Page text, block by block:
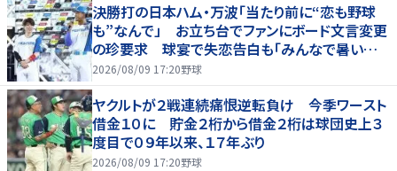
決勝打の日本ハム・万波「当たり前に“恋も野球
も”なんで」 お立ち台でファンにボード文言変更
の珍要求 球宴で失恋告白も「みんなで暑い夏
にしましょう！」
2026/08/09 17:20野球
ヤクルトが２戦連続痛恨逆転負け 今季ワースト
借金１０に 貯金２桁から借金２桁は球団史上３
度目で０９年以来、１７年ぶり
2026/08/09 17:20野球